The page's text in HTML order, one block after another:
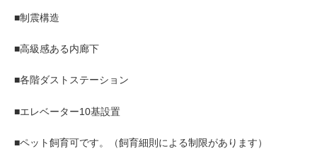
■制震構造
■高級感ある内廊下
■各階ダストステーション
■エレベーター10基設置
■ペット飼育可です。（飼育細則による制限があります）